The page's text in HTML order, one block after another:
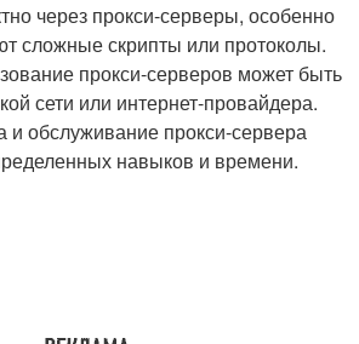
через прокси-серверы, особенно
сложные скрипты или протоколы.
прокси-серверов может быть
сети или интернет-провайдера.
и обслуживание прокси-сервера
навыков и времени.